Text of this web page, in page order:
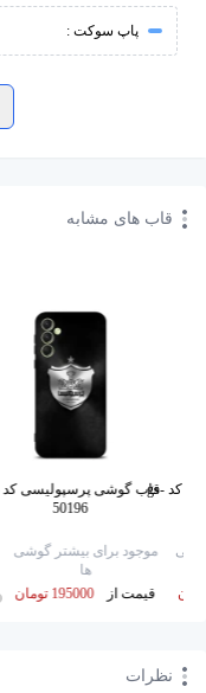
پاپ سوکت :
قاب های مشابه
قاب گوشی پرسپولیس کد gs-
50196
موجود برای بیشتر گوشی
ها
قیمت از
195000 تومان
نظرات